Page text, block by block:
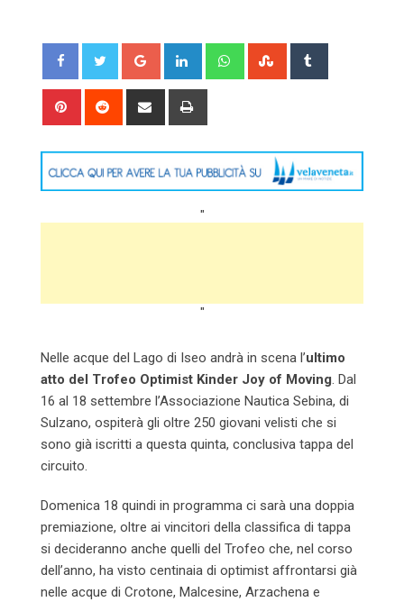
Google+ LinkedIn WhatsappStumbleUpon
Pinterest Reddit
Share
"
"
Nelle acque del Lago di Iseo andrà in scena l’ultimo
atto del Trofeo Optimist Kinder Joy of Moving. Dal
16 al 18 settembre l’Associazione Nautica Sebina, di
Sulzano, ospiterà gli oltre 250 giovani velisti che si
sono già iscritti a questa quinta, conclusiva tappa del
circuito.
Domenica 18 quindi in programma ci sarà una doppia
premiazione, oltre ai vincitori della classifica di tappa
si decideranno anche quelli del Trofeo che, nel corso
dell’anno, ha visto centinaia di optimist affrontarsi già
nelle acque di Crotone, Malcesine, Arzachena e